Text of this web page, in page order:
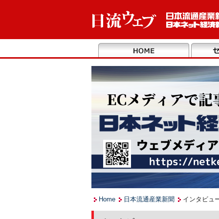
Home 日本流通産業新聞 インタビュ